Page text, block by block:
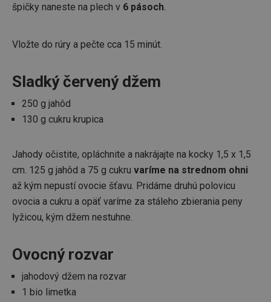
špičky naneste na plech v 6 pásoch
Vložte do rúry a pečte cca 15 minút.
Sladký červený džem
250 g jahôd
130 g cukru krupica
Jahody očistite, opláchnite a nakrájajte na kocky 1,5 x 1,5
cm. 125 g jahôd a 75 g cukru varíme na strednom ohni
až kým nepustí ovocie šťavu. Pridáme druhú polovicu
ovocia a cukru a opäť varíme za stáleho zbierania peny
lyžicou, kým džem nestuhne.
Ovocný rozvar
jahodový džem na rozvar
1 bio limetka